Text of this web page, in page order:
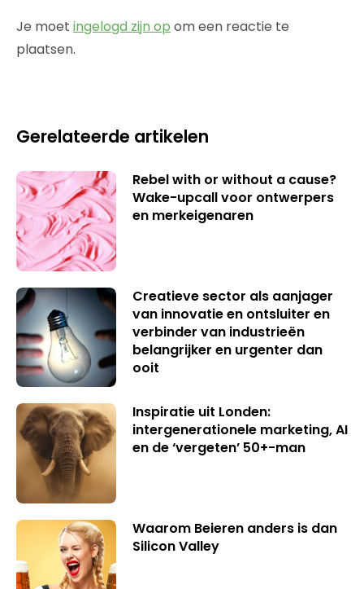
Je moet ingelogd zijn op om een reactie te
plaatsen.
Gerelateerde artikelen
Rebel with or without a cause?
Wake-upcall voor ontwerpers
en merkeigenaren
Creatieve sector als aanjager
van innovatie en ontsluiter en
verbinder van industrieën
belangrijker en urgenter dan
ooit
Inspiratie uit Londen:
intergenerationele marketing, AI
en de ‘vergeten’ 50+-man
Waarom Beieren anders is dan
Silicon Valley